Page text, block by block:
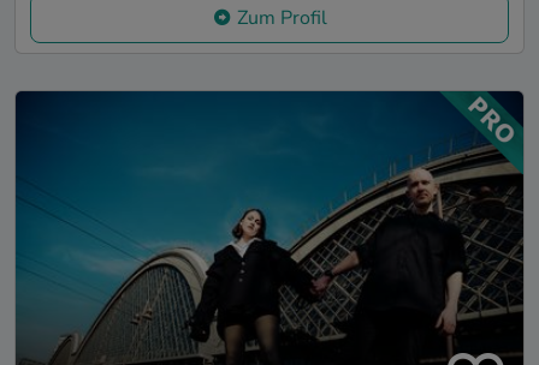
Zum Profil